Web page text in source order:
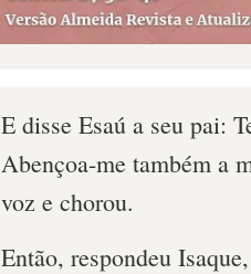
E disse Esaú a seu pai:
Abençoa-me também a
voz e chorou.
Então, respondeu